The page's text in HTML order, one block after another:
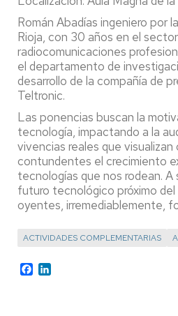
Román Abadías ingeniero por
Rioja, con 30 años en el
radiocomunicaciones
el departamento de
desarrollo de la compañía de
Teltronic.
Las ponencias buscan la
tecnología, impactando a la
vivencias reales que
contundentes el crecimiento
tecnologías que nos rodean.
futuro tecnológico próximo
oyentes, irremediablemente,
ACTIVIDADES COMPLEMENTARIAS
Facebook